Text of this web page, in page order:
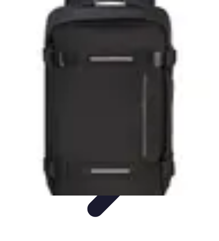
Pianificazione Viaggi
Sicurezza e Preparazione
Consigli per
Consigli di Viaggio
Viaggio Mio